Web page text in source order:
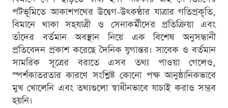
পটভূমিতে আকাশপথের উদ্বেগ-উৎকণ্ঠার যাত্রার গতিপ্রকৃতি,
বিমানে থাকা সহযাত্রী ও সেনাকর্মীদের প্রতিক্রিয়া এবং
তাঁদের বর্তমান অবস্থান নিয়ে এক বিশেষ অনুসন্ধানী
প্রতিবেদন প্রকাশ করেছে দৈনিক যুগান্তর। সাবেক ও বর্তমান
সামরিক সূত্রের বরাতে এসব তথ্য পাওয়া গেলেও,
স্পর্শকাতরতার কারণে সংশ্লিষ্ট কোনো পক্ষ আনুষ্ঠানিকভাবে
মুখ খোলেনি এবং তথ্যগুলো স্বাধীনভাবে যাচাই করাও সম্ভব
হয়নি।